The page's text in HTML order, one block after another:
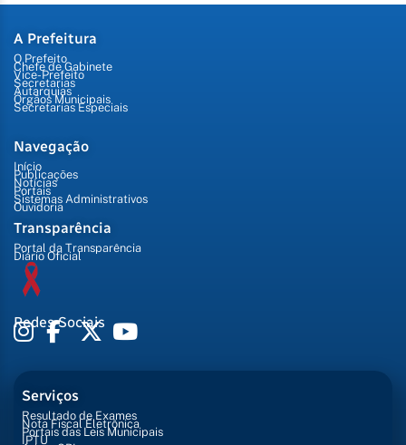
A Prefeitura
O Prefeito
Chefe de Gabinete
Vice-Prefeito
Secretarias
Autarquias
Órgãos Municipais
Secretarias Especiais
Navegação
Início
Publicações
Notícias
Portais
Sistemas Administrativos
Ouvidoria
Transparência
Portal da Transparência
Diário Oficial
Redes Sociais
Serviços
Resultado de Exames
Nota Fiscal Eletrônica
Portais das Leis Municipais
IPTU